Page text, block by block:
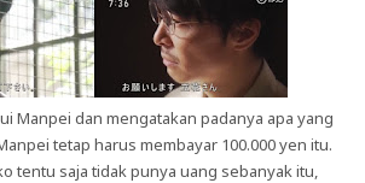
Manpei dan mengatakan padanya apa yang
tetap harus membayar 100.000 yen itu.
tentu saja tidak punya uang sebanyak itu,